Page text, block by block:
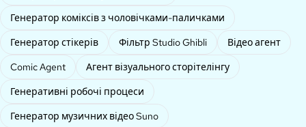
Генератор коміксів з чоловічками-паличками
Генератор стікерів
Фільтр Studio Ghibli
Відео агент
Comic Agent
Агент візуального сторітелінгу
Генеративні робочі процеси
Генератор музичних відео Suno